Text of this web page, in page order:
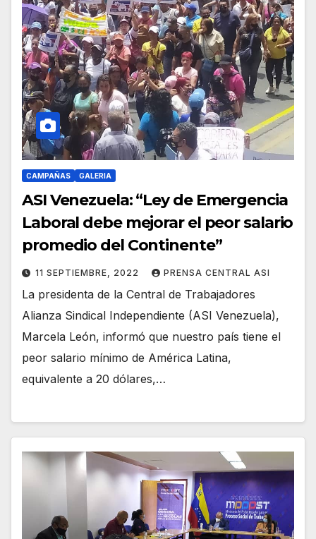
CAMPAÑAS GALERIA
ASI Venezuela: “Ley de Emergencia
Laboral debe mejorar el peor salario
promedio del Continente”
11 SEPTIEMBRE, 2022 PRENSA CENTRAL ASI
La presidenta de la Central de Trabajadores
Alianza Sindical Independiente (ASI Venezuela),
Marcela León, informó que nuestro país tiene el
peor salario mínimo de América Latina,
equivalente a 20 dólares,…